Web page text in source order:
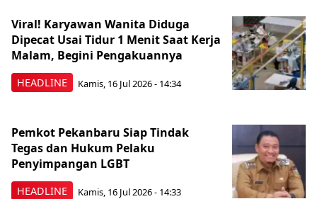
HEADLINE
Viral! Karyawan Wanita Diduga
Dipecat Usai Tidur 1 Menit Saat Kerja
Malam, Begini Pengakuannya
Kamis, 16 Jul 2026 - 14:34
HEADLINE
Pemkot Pekanbaru Siap Tindak
Tegas dan Hukum Pelaku
Penyimpangan LGBT
Kamis, 16 Jul 2026 - 14:33